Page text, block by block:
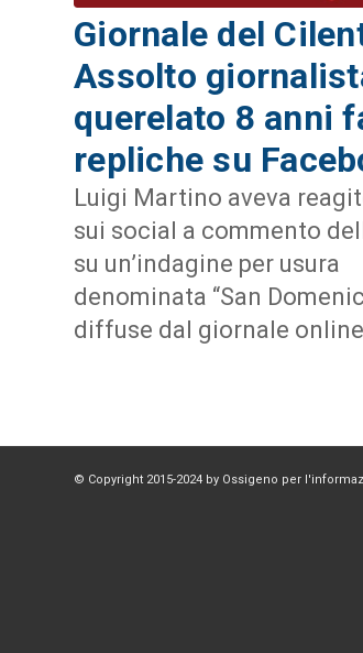
Giornale del
Assolto
querelato 8 anni
repliche su
Luigi Martino aveva
sui social a commento
su un’indagine per usura
denominata “San
diffuse dal giornale online
© Copyright 2015-2024 by Ossigeno per